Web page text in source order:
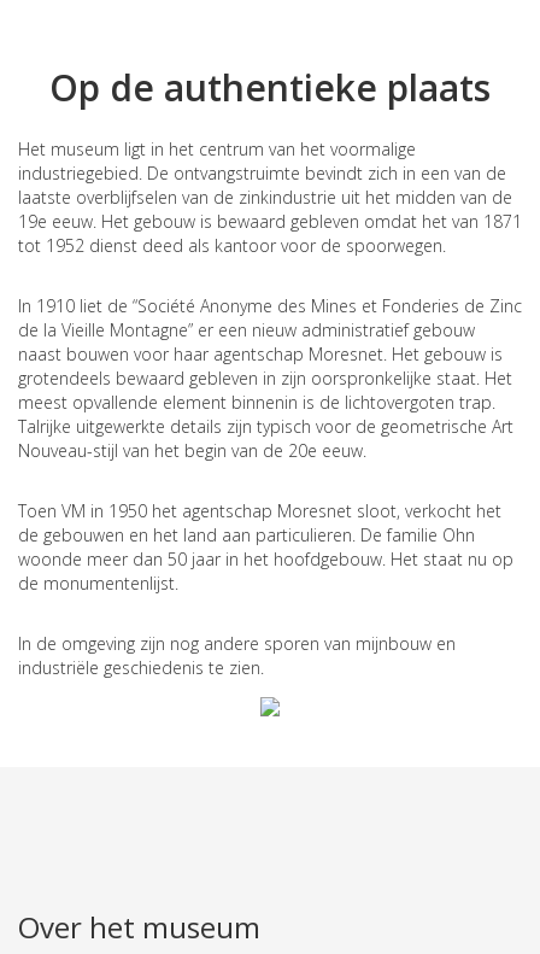
Op de authentieke plaats
Het museum ligt in het centrum van het voormalige
industriegebied. De ontvangstruimte bevindt zich in een van de
laatste overblijfselen van de zinkindustrie uit het midden van de
19e eeuw. Het gebouw is bewaard gebleven omdat het van 1871
tot 1952 dienst deed als kantoor voor de spoorwegen.
In 1910 liet de “Société Anonyme des Mines et Fonderies de Zinc
de la Vieille Montagne” er een nieuw administratief gebouw
naast bouwen voor haar agentschap Moresnet. Het gebouw is
grotendeels bewaard gebleven in zijn oorspronkelijke staat. Het
meest opvallende element binnenin is de lichtovergoten trap.
Talrijke uitgewerkte details zijn typisch voor de geometrische Art
Nouveau-stijl van het begin van de 20e eeuw.
Toen VM in 1950 het agentschap Moresnet sloot, verkocht het
de gebouwen en het land aan particulieren. De familie Ohn
woonde meer dan 50 jaar in het hoofdgebouw. Het staat nu op
de monumentenlijst.
In de omgeving zijn nog andere sporen van mijnbouw en
industriële geschiedenis te zien.
Over het museum